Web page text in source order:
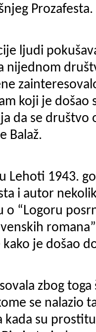
Prozafesta.
ljudi
nijednom
koji je došao
da se društvo
Balaž.
Lehoti 1943.
i autor
o “Logoru
je došao
zbog
se nalazio
kada su